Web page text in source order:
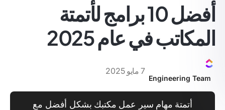
أفضل 10 برامج لأتمتة
المكاتب في عام 2025
Engineering Team
7 مايو 2025
أتمتة مهام سير عمل مكتبك بشكل أفضل مع